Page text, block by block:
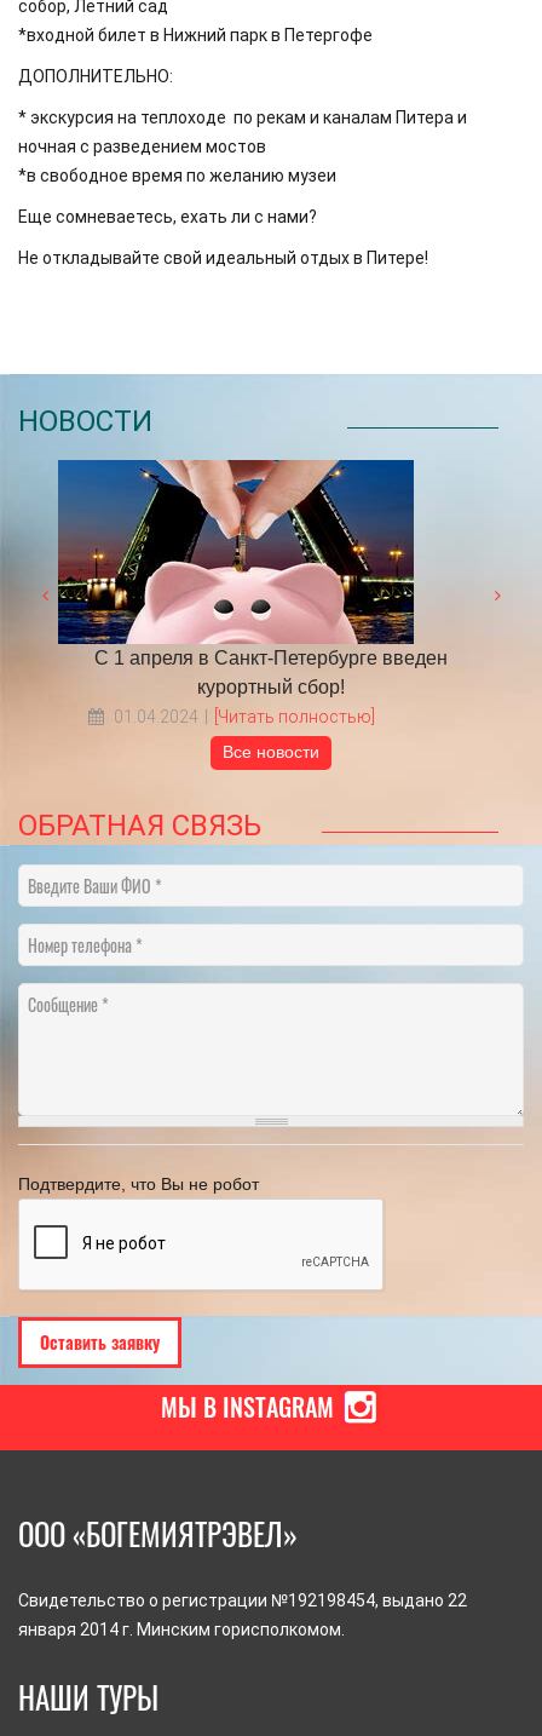
собор, Летний сад
*входной билет в Нижний парк в Петергофе
ДОПОЛНИТЕЛЬНО:
* экскурсия на теплоходе по рекам и каналам Питера и
ночная с разведением мостов
*в свободное время по желанию музеи
Еще сомневаетесь, ехать ли с нами?
Не откладывайте свой идеальный отдых в Питере!
НОВОСТИ
С 1 апреля в Санкт-Петербурге введен
курортный сбор!
01.04.2024 [Читать полностью]
Все новости
ОБРАТНАЯ СВЯЗЬ
Введите Ваши ФИО
Номер телефона
Сообщение
Подтвердите, что Вы не робот
МЫ В INSTAGRAM
ООО «БОГЕМИЯТРЭВЕЛ»
Свидетельство о регистрации №192198454, выдано 22
января 2014 г. Минским горисполкомом.
НАШИ ТУРЫ